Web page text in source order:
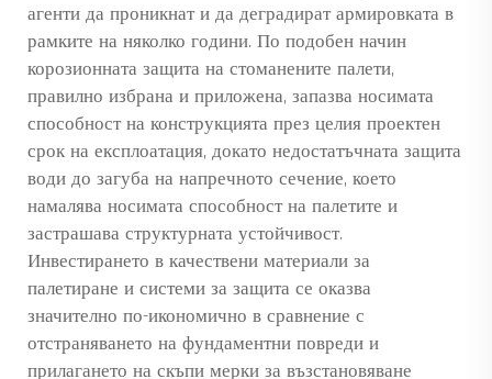
агенти да проникнат и да деградират армировката в
рамките на няколко години. По подобен начин
корозионната защита на стоманените палети,
правилно избрана и приложена, запазва носимата
способност на конструкцията през целия проектен
срок на експлоатация, докато недостатъчната защита
води до загуба на напречното сечение, което
намалява носимата способност на палетите и
застрашава структурната устойчивост.
Инвестирането в качествени материали за
палетиране и системи за защита се оказва
значително по-икономично в сравнение с
отстраняването на фундаментни повреди и
прилагането на скъпи мерки за възстановяване